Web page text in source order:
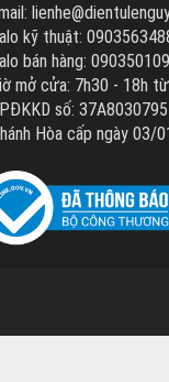
kỹ thuật:
bán hàng:
mở cửa: 7h30 - 18h
số:
Hòa cấp ngày 03/